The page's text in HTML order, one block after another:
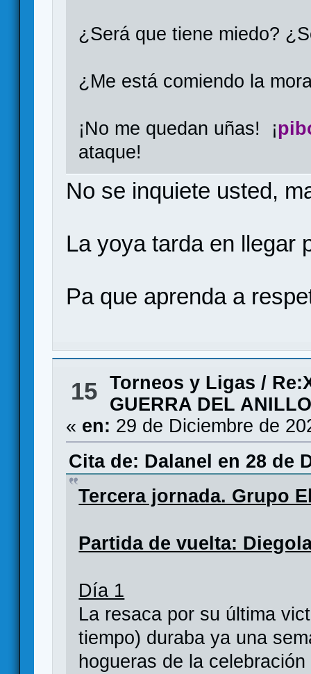
¿Será que tiene miedo?
¿Me está comiendo la
¡No me quedan uñas! ¡
ataque!
No se inquiete usted,
La yoya tarda en llegar
Pa que aprenda a
15 Torneos y Ligas /
GUERRA DEL
« en: 29 de Diciembre de
Cita de: Dalanel en 28 de
Tercera jornada. Grupo
Partida de vuelta:
Día 1
La resaca por su última
tiempo) duraba ya una
hogueras de la